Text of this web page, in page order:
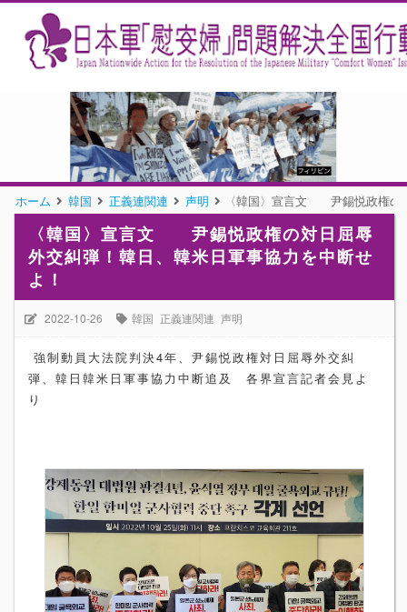
ホーム 韓国 正義連関連 声明 〈韓国〉宣言文 尹錫悦政権の
〈韓国〉宣言文 尹錫悦政権の対日屈辱
外交糾弾！韓日、韓米日軍事協力を中断せ
よ！
2022-10-26 韓国 正義連関連 声明
強制動員大法院判決4年、尹錫悦政権対日屈辱外交糾
弾、韓日韓米日軍事協力中断追及 各界宣言記者会見よ
り